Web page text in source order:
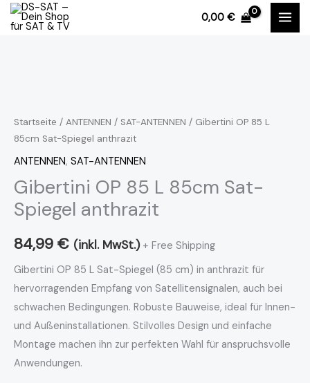
Zum
Inhalt
0,00 €
Startseite / ANTENNEN / SAT-ANTENNEN / Gibertini OP 85 L
85cm Sat-Spiegel anthrazit
ANTENNEN, SAT-ANTENNEN
Gibertini OP 85 L 85cm Sat-
Spiegel anthrazit
84,99 € (inkl. MwSt.) + Free Shipping
Gibertini OP 85 L Sat-Spiegel (85 cm) in anthrazit für
hervorragenden Empfang von Satellitensignalen, auch bei
schwachen Bedingungen. Robuste Bauweise, ideal für Innen-
und Außeninstallationen. Stilvolles Design und einfache
Montage machen ihn zur perfekten Wahl für anspruchsvolle
Anwendungen.
85
L
85cm
Sat-
Spiegel
anthrazit